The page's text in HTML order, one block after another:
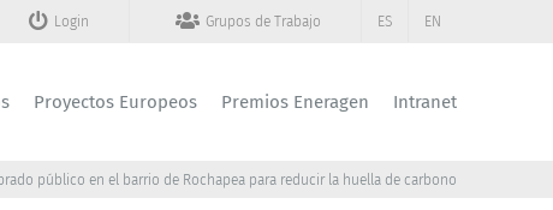
Login Grupos de Trabajo ES EN
Proyectos Europeos Premios Eneragen Intranet
público en el barrio de Rochapea para reducir la huella de carbono